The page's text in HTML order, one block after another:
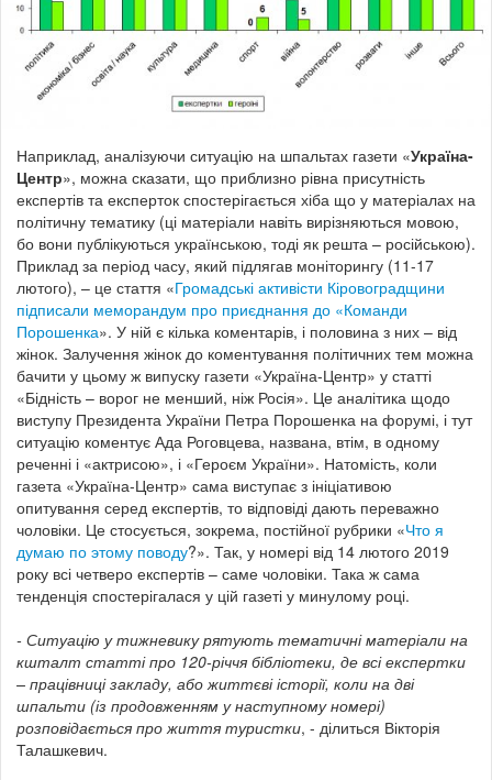
Наприклад, аналізуючи ситуацію на шпальтах газети «Україна-
Центр», можна сказати, що приблизно рівна присутність
експертів та експерток спостерігається хіба що у матеріалах на
політичну тематику (ці матеріали навіть вирізняються мовою,
бо вони публікуються українською, тоді як решта – російською).
Приклад за період часу, який підлягав моніторингу (11-17
лютого), – це стаття «Громадські активісти Кіровоградщини
підписали меморандум про приєднання до «Команди
Порошенка». У ній є кілька коментарів, і половина з них – від
жінок. Залучення жінок до коментування політичних тем можна
бачити у цьому ж випуску газети «Україна-Центр» у статті
«Бідність – ворог не менший, ніж Росія». Це аналітика щодо
виступу Президента України Петра Порошенка на форумі, і тут
ситуацію коментує Ада Роговцева, названа, втім, в одному
реченні і «актрисою», і «Героєм України». Натомість, коли
газета «Україна-Центр» сама виступає з ініціативою
опитування серед експертів, то відповіді дають переважно
чоловіки. Це стосується, зокрема, постійної рубрики «Что я
думаю по этому поводу?». Так, у номері від 14 лютого 2019
року всі четверо експертів – саме чоловіки. Така ж сама
тенденція спостерігалася у цій газеті у минулому році.
- Ситуацію у тижневику рятують тематичні матеріали на
кшталт статті про 120-річчя бібліотеки, де всі експертки
– працівниці закладу, або життєві історії, коли на дві
шпальти (із продовженням у наступному номері)
розповідається про життя туристки, - ділиться Вікторія
Талашкевич.